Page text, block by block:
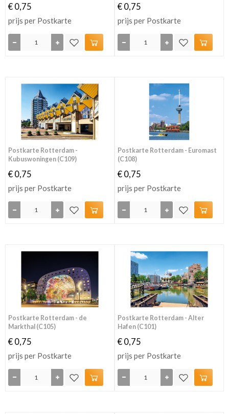
€ 0,75
prijs per Postkarte
€ 0,75
prijs per Postkarte
Postkarte Rotterdam -
Kubuswoningen (C109)
€ 0,75
prijs per Postkarte
Postkarte Rotterdam - Euromast
(C108)
€ 0,75
prijs per Postkarte
Postkarte Rotterdam - de
Markthal (C105)
€ 0,75
prijs per Postkarte
Postkarte Rotterdam - Alter
Hafen (C101)
€ 0,75
prijs per Postkarte